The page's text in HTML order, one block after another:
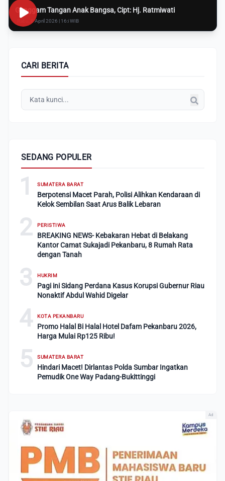
Genggam Tangan Anak Bangsa, Cipt: Hj. Ratmiwati
Rabu, 8 April 2026 | 16:i WIB
CARI BERITA
SEDANG POPULER
1 SUMATERA BARAT
Berpotensi Macet Parah, Polisi Alihkan Kendaraan di
Kelok Sembilan Saat Arus Balik Lebaran
2 PERISTIWA
BREAKING NEWS- Kebakaran Hebat di Belakang
Kantor Camat Sukajadi Pekanbaru, 8 Rumah Rata
dengan Tanah
3 HUKRIM
Pagi ini Sidang Perdana Kasus Korupsi Gubernur Riau
Nonaktif Abdul Wahid Digelar
4 KOTA PEKANBARU
Promo Halal Bi Halal Hotel Dafam Pekanbaru 2026,
Harga Mulai Rp125 Ribu!
5 SUMATERA BARAT
Hindari Macet! Dirlantas Polda Sumbar Ingatkan
Pemudik One Way Padang-Bukittinggi
Ad